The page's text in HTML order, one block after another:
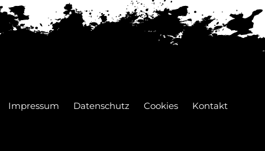
Impressum Datenschutz Cookies Kontakt